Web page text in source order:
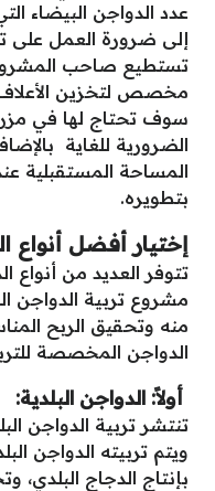
عدد الدواجن البيضاء
إلى ضرورة العمل على
تستطيع صاحب
مخصص لتخزين
سوف تحتاج لها في
الضرورية للغاية
المساحة المستقبلية
بتطويره.
إختيار أفضل أنواع
تتوفر العديد من
مشروع تربية الدواجن
منه وتحقيق الربح
الدواجن المخصصة
أولاً: الدواجن البلدية:
تنتشر تربية الدواجن
ويتم تربيته الدواجن
بإنتاج الدجاج البلدي،